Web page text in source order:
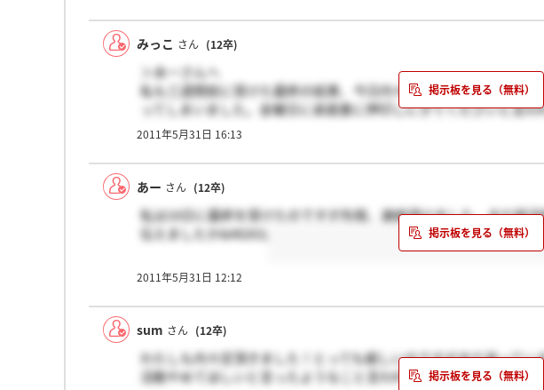
みっこ さん (12卒)
＞あーさんへ
私も三週間前に受けた最終の結果、今日内々定のお電話を頂き、
ってしまいました。金曜日に承諾書に押印しにきてくださいと言
はいらっしゃいますか？また、住友信託と中央三井が合併するとの
2011年5月31日 16:13
あー さん (12卒)
私は16日に最終を受けたのですが先程、連絡頂けました。まだ就
伝えましたか&#8263;
2011年5月31日 12:12
sum さん (12卒)
わたしも内々定頂きました！とっても嬉しいのですがまだ迷って
活動やめてほしいと言ったようなこと言われましたか？